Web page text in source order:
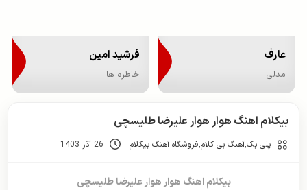
عارف
مدلی
فرشید امین
خاطره ها
بیکلام اهنگ هوار هوار علیرضا طلیسچی
پلی بک,آهنگ بی کلام,فروشگاه آهنگ بیکلام 26 آذر 1403
بیکلام اهنگ هوار هوار علیرضا طلیسچی